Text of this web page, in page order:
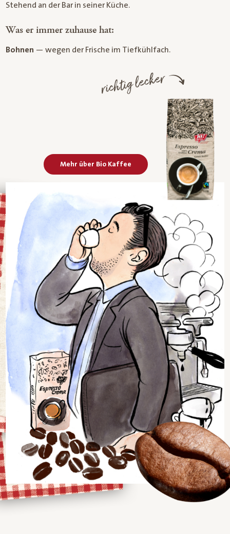
Stehend an der Bar in seiner Küche.
Was er immer zuhause hat:
Bohnen — wegen der Frische im Tiefkühlfach.
Mehr über Bio Kaffee
richtig lecker